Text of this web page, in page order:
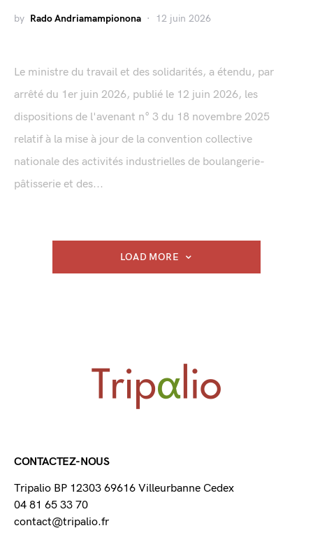
by Rado Andriamampionona 12 juin 2026
Le ministre du travail et des solidarités, a étendu, par
arrêté du 1er juin 2026, publié le 12 juin 2026, les
dispositions de l'avenant n° 3 du 18 novembre 2025
relatif à la mise à jour de la convention collective
nationale des activités industrielles de boulangerie-
pâtisserie et des...
LOAD MORE
CONTACTEZ-NOUS
Tripalio BP 12303 69616 Villeurbanne Cedex
04 81 65 33 70
contact@tripalio.fr